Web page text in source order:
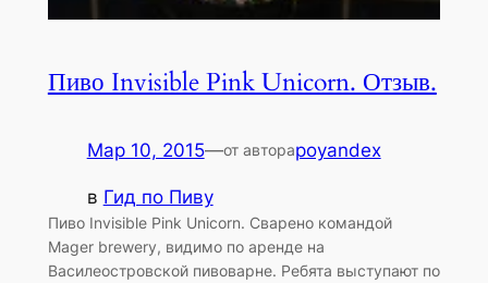
Пиво Invisible Pink Unicorn. Отзыв.
Мар 10, 2015—от автораpoyandex
в Гид по Пиву
Пиво Invisible Pink Unicorn. Сварено командой
Mager brewery, видимо по аренде на
Василеостровской пивоварне. Ребята выступают по